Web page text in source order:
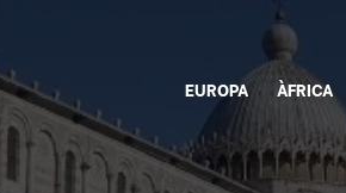
EUROPA ÀFRICA